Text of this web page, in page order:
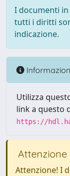
I documenti
tutti i diritti
indicazione.
Utilizza
link a questo
https://
Attenzione
Attenzione! I